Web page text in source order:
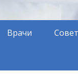
Врачи